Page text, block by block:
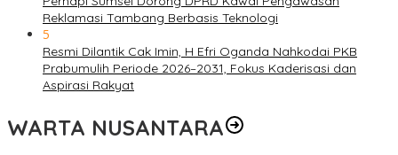
Reklamasi Tambang Berbasis Teknologi
5
Resmi Dilantik Cak Imin, H Efri Oganda Nahkodai PKB
Prabumulih Periode 2026–2031, Fokus Kaderisasi dan
Aspirasi Rakyat
WARTA NUSANTARA